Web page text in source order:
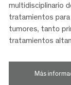
multidisciplinario
tratamientos
tumores, tanto
tratamientos
Más